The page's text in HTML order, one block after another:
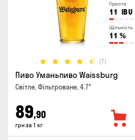
Гіркота
11 IBU
Щільність
11 %
(7)
Пиво Уманьпиво Waissburg
Світле, Фільтроване, 4.7°
89,90
грн за 1 кг